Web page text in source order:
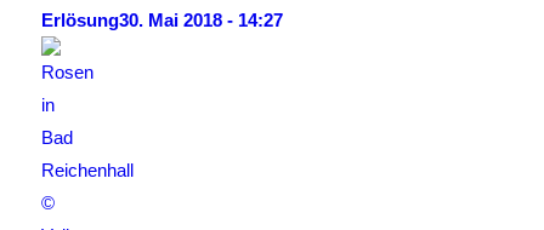
Erlösung30. Mai 2018 - 14:27